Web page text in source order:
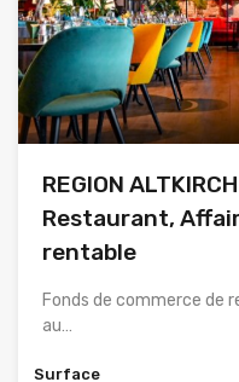
REGION
Restaurant,
rentable
Fonds de commerce de
au…
Surface